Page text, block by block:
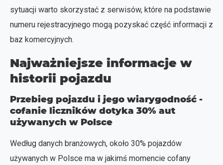
sytuacji warto skorzystać z serwisów, które na podstawie
numeru rejestracyjnego mogą pozyskać część informacji z
baz komercyjnych.
Najważniejsze informacje w
historii pojazdu
Przebieg pojazdu i jego wiarygodność -
cofanie liczników dotyka 30% aut
używanych w Polsce
Według danych branżowych, około 30% pojazdów
używanych w Polsce ma w jakimś momencie cofany